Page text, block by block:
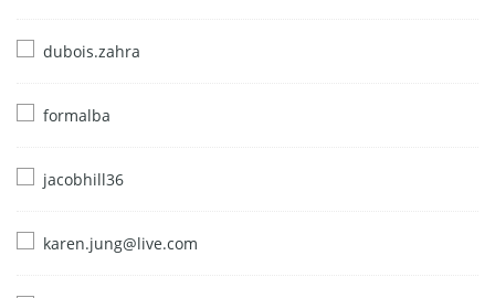
dubois.zahra
formalba
jacobhill36
karen.jung@live.com